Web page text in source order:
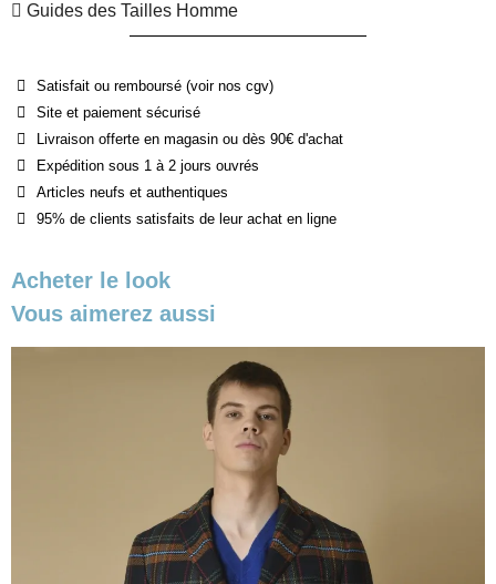
Guides des Tailles Homme
Satisfait ou remboursé (voir nos cgv)
Site et paiement sécurisé
Livraison offerte en magasin ou dès 90€ d'achat
Expédition sous 1 à 2 jours ouvrés
Articles neufs et authentiques
95% de clients satisfaits de leur achat en ligne
Acheter le look
Vous aimerez aussi